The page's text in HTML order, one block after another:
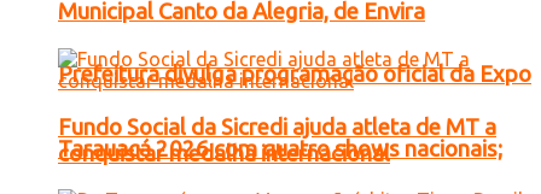
Prefeitura divulga programação oficial da Expo
Tarauacá 2026 com quatro shows nacionais;
Municipal Canto da Alegria, de Envira
Fundo Social da Sicredi ajuda atleta de MT a
conquistar medalha internacional